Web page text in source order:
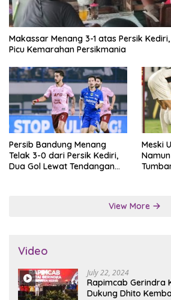
Makassar Menang 3-1 atas Persik
Picu Kemarahan Persikmania
Persib Bandung Menang
Telak 3-0 dari Persik Kediri,
Dua Gol Lewat Tendangan
Meski
View More
Video
July 22, 2024
Rapimcab Gerindra
Dukung Dhito